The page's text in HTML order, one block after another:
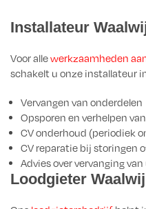
Installateur
Voor allewerkzaamheden
schakelt u onze installateur
Vervangen van onderdelen
Opsporen en verhelpen
CV onderhoud (periodiek
CV reparatie bij storingen
Advies over vervanging
Loodgieter